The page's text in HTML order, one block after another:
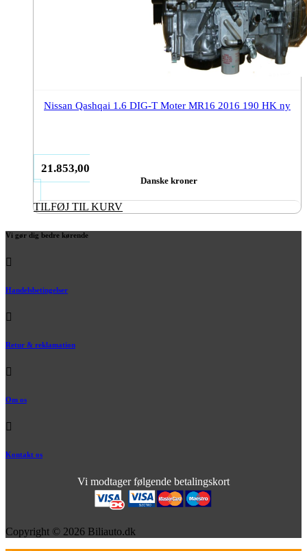
Nissan Qashqai 1.6 DIG-T Moter MR16 2016 190 HK ny
21.853,00
Danske kroner
TILFØJ TIL KURV
Vi gør dig bedre kørende
Handelsbetingelser
Retur & reklamation
Om os
Kontakt os
Vi modtager følgende betalingskort
Copyright © 2026 Biliauto.dk